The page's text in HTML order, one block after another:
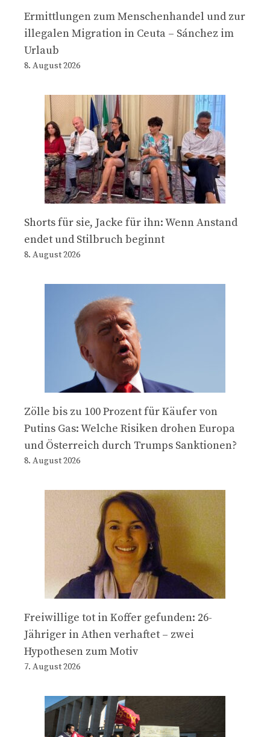
Ermittlungen zum Menschenhandel und zur
illegalen Migration in Ceuta – Sánchez im
Urlaub
8. August 2026
Shorts für sie, Jacke für ihn: Wenn Anstand
endet und Stilbruch beginnt
8. August 2026
Zölle bis zu 100 Prozent für Käufer von
Putins Gas: Welche Risiken drohen Europa
und Österreich durch Trumps Sanktionen?
8. August 2026
Freiwillige tot in Koffer gefunden: 26-
Jähriger in Athen verhaftet – zwei
Hypothesen zum Motiv
7. August 2026